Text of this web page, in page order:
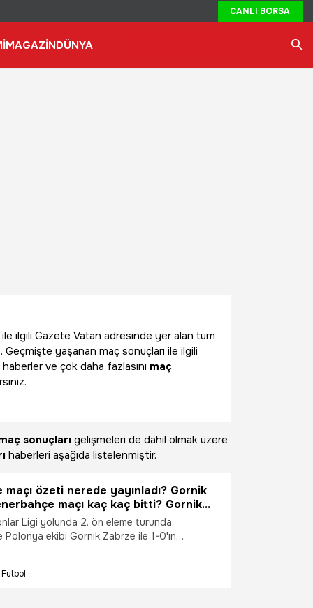
CANLI BORSA
MAGAZİNDÜNYA
ilgili Gazete Vatan adresinde yer alan tüm
yaşanan maç sonuçları ile ilgili
ve çok daha fazlasını maç
sonuçları gelişmeleri de dahil olmak üzere
haberleri aşağıda listelenmiştir.
maçı özeti nerede yayınladı? Gornik
maçı kaç kaç bitti? Gornik
maçı sonucu nedir? Gornik
maçı özeti nereden izlenir?
rakibi hangi takım oldu?
Ligi yolunda 2. ön eleme turunda
Polonya ekibi Gornik Zabrze ile 1-0'ın
Zarbze - Fenerbahçe maçı kaç kaç bitti?
Futbol